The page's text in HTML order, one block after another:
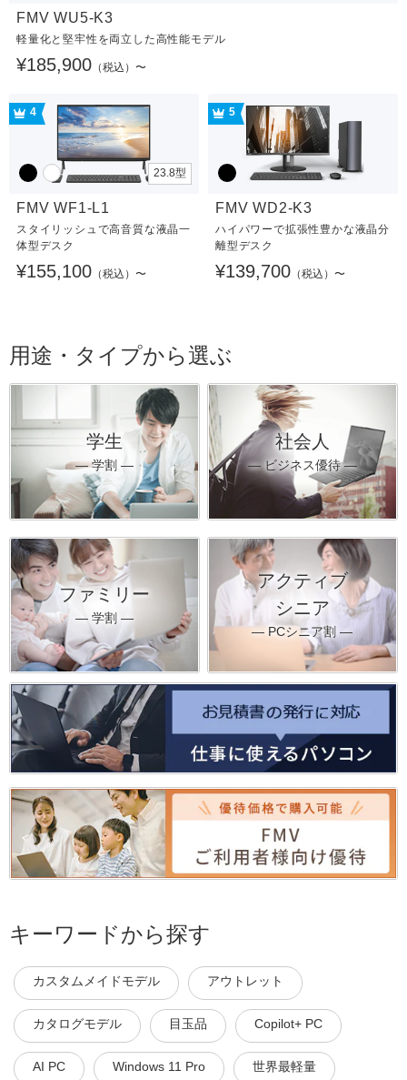
FMV WU5-K3
軽量化と堅牢性を両立した高性能モデル
¥185,900 （税込）〜
4
23.8型
FMV WF1-L1
スタイリッシュで高音質な液晶一
体型デスク
¥155,100 （税込）〜
5
FMV WD2-K3
ハイパワーで拡張性豊かな液晶分
離型デスク
¥139,700 （税込）〜
用途・タイプから選ぶ
学生
― 学割 ―
社会人
― ビジネス優待 ―
ファミリー
― 学割 ―
アクティブ
シニア
― PCシニア割 ―
キーワードから探す
カスタムメイドモデル アウトレット
カタログモデル 目玉品 Copilot+ PC
AI PC Windows 11 Pro 世界最軽量